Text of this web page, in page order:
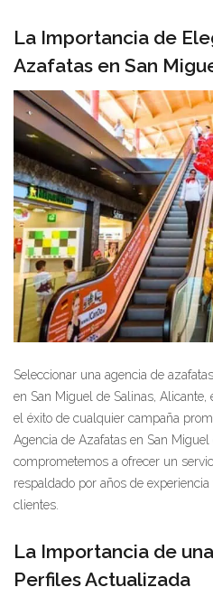
La Importancia de
Azafatas en San
Seleccionar una agencia de
en San Miguel de Salinas,
el éxito de cualquier campaña
Agencia de Azafatas en San Miguel
comprometemos a ofrecer un
respaldado por años de
clientes.
La Importancia de
Perfiles Actualizada